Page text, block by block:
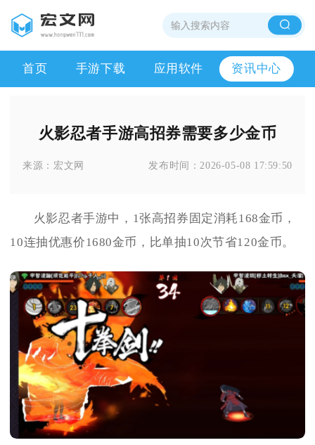
首页 手游下载 应用软件 资讯中心
火影忍者手游高招券需要多少金币
来源： 宏文网 发布时间： 2026-05-08 17:59:50
火影忍者手游中，1张高招券固定消耗168金币，
10连抽优惠价1680金币，比单抽10次节省120金币。